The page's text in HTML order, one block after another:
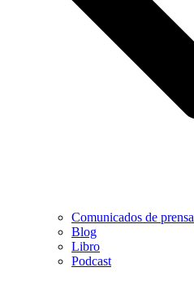
Comunicados de prensa
Blog
Libro
Podcast